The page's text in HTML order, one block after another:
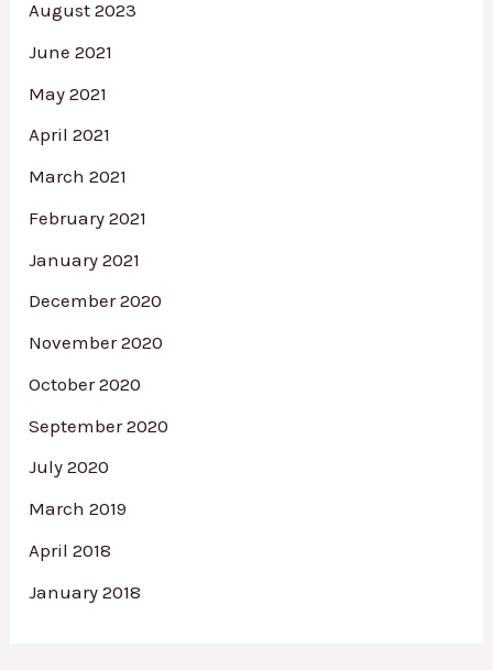
August 2023
June 2021
May 2021
April 2021
March 2021
February 2021
January 2021
December 2020
November 2020
October 2020
September 2020
July 2020
March 2019
April 2018
January 2018